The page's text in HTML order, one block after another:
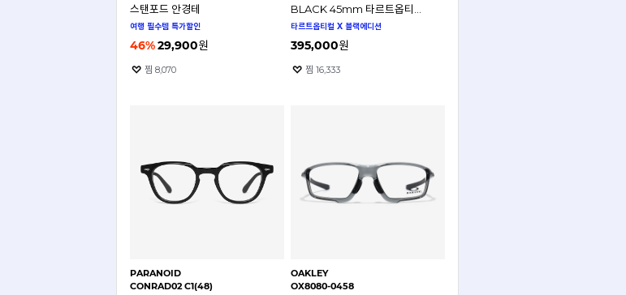
스탠포드 안경테
여행 필수템 특가할인
46%29,900원
찜 8,070
BLACK 45mm 타르트옵티컬
아넬 헤리티지 안경테
타르트옵티컬 X 블랙에디션
395,000원
찜 16,333
PARANOID
CONRAD02 C1(48)
OAKLEY
OX8080-0458